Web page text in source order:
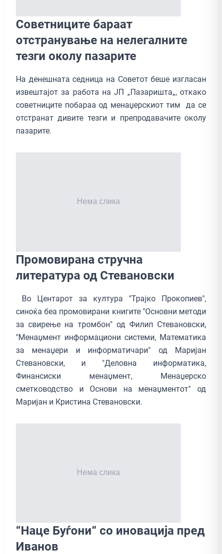
Советниците бараат
отстранување на нелегалните
тезги околу пазарите
На денешната седница на Советот беше изгласан
извештајот за работа на ЈП „Пазаришта„, откако
советниците побараа од менаџерскиот тим да се
отстранат дивите тезги и препродавачите околу
пазарите.
Промовирана стручна
литература од Стевановски
Во Центарот за култура "Трајко Прокопиев",
синоќа беа промовирани книгите "Основни методи
за свирење на тромбон" од Филип Стевановски,
"Менаџмент информациони системи, Математика
за менаџери и информатичари" од Маријан
Стевановски, и "Деловна информатика,
Финансиски менаџмент, Менаџерско
сметководство и Основи на менаџментот" од
Маријан и Кристина Стевановски.
“Наце Буѓони“ со иновација пред
Иванов